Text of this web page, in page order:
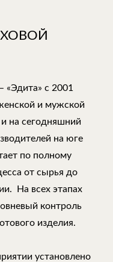
«Эдита» с 2001
и мужской
на сегодняшний
на юге
по полному
от сырья до
На всех этапах
контроль
изделия.
установлено